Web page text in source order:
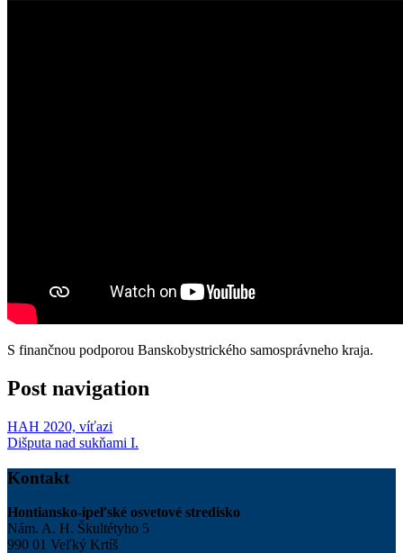
S finančnou podporou Banskobystrického samosprávneho kraja.
Post navigation
HAH 2020, víťazi
Dišputa nad sukňami I.
Kontakt
Hontiansko-ipeľské osvetové stredisko
Nám. A. H. Škultétyho 5
990 01 Veľký Krtíš